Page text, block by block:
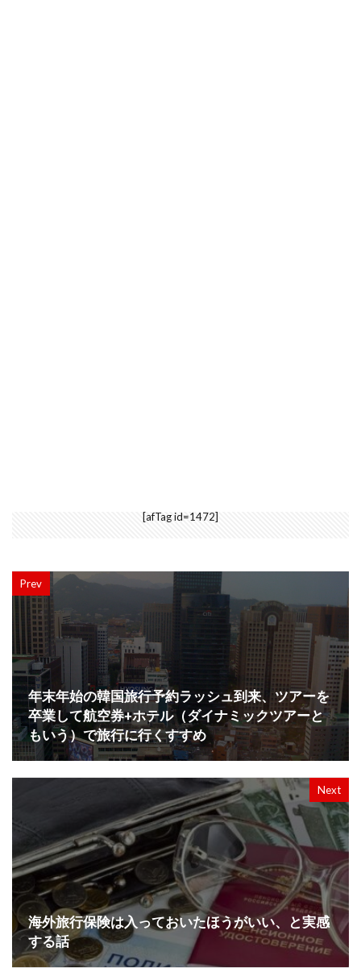
[afTag id=1472]
Prev
年末年始の韓国旅行予約ラッシュ到来、ツアーを
卒業して航空券+ホテル（ダイナミックツアーと
もいう）で旅行に行くすすめ
Next
海外旅行保険は入っておいたほうがいい、と実感
する話